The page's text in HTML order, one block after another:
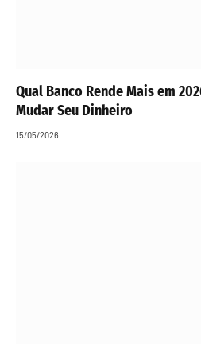
Qual Banco Rende Mais em
Mudar Seu Dinheiro
15/05/2026